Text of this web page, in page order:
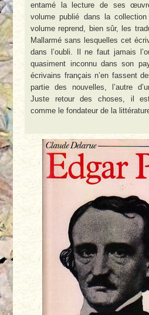
entamé la lecture de ses
volume publié dans la
volume reprend, bien sûr, les
Mallarmé sans lesquelles cet
dans l’oubli. Il ne faut jamais
quasiment inconnu dans son
écrivains français n’en fassent
partie des nouvelles, l’autre
Juste retour des choses, il
comme le fondateur de la